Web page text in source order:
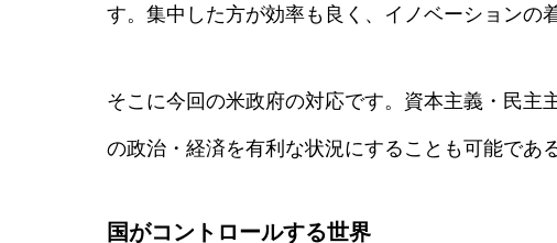
す。集中した方が効率も良く、イノベーションの
そこに今回の米政府の対応です。資本主義・民主
の政治・経済を有利な状況にすることも可能であ
国がコントロールする世界